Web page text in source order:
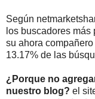
Según
los buscadores
su ahora
13.17% de las
¿Porque no
nuestro blog? el